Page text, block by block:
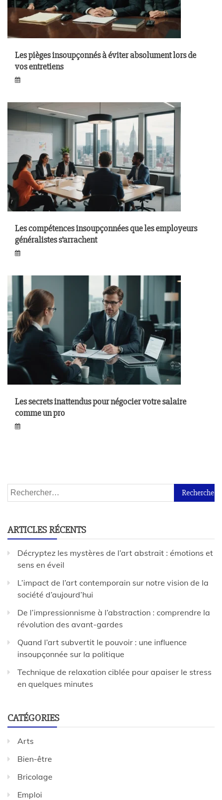
Les pièges insoupçonnés à éviter absolument lors de
vos entretiens
Les compétences insoupçonnées que les employeurs
généralistes s’arrachent
Les secrets inattendus pour négocier votre salaire
comme un pro
ARTICLES RÉCENTS
Décryptez les mystères de l’art abstrait : émotions et
sens en éveil
L’impact de l’art contemporain sur notre vision de la
société d’aujourd’hui
De l’impressionnisme à l’abstraction : comprendre la
révolution des avant-gardes
Quand l’art subvertit le pouvoir : une influence
insoupçonnée sur la politique
Technique de relaxation ciblée pour apaiser le stress
en quelques minutes
CATÉGORIES
Arts
Bien-être
Bricolage
Emploi